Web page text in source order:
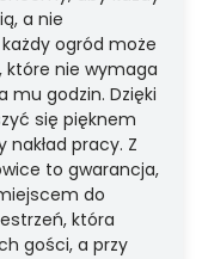
a nie
ogród może
które nie wymaga
mu godzin. Dzięki
się pięknem
pracy. Z
to gwarancja,
do
która
gości, a przy